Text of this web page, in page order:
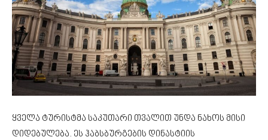
ყველა ტურისტმა საკუთარი თვალით უნდა ნახოს მისი
დიდებულება. ეს ჰაბსბურგების დინასტიის